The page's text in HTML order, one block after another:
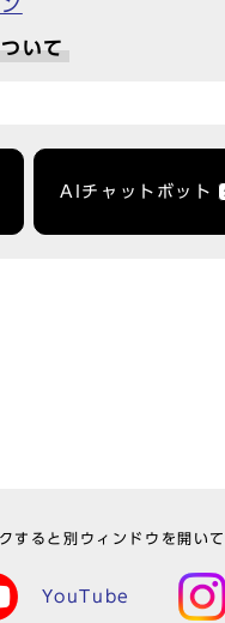
いて
AIチャットボット
すると別ウィンドウを開い
YouTube